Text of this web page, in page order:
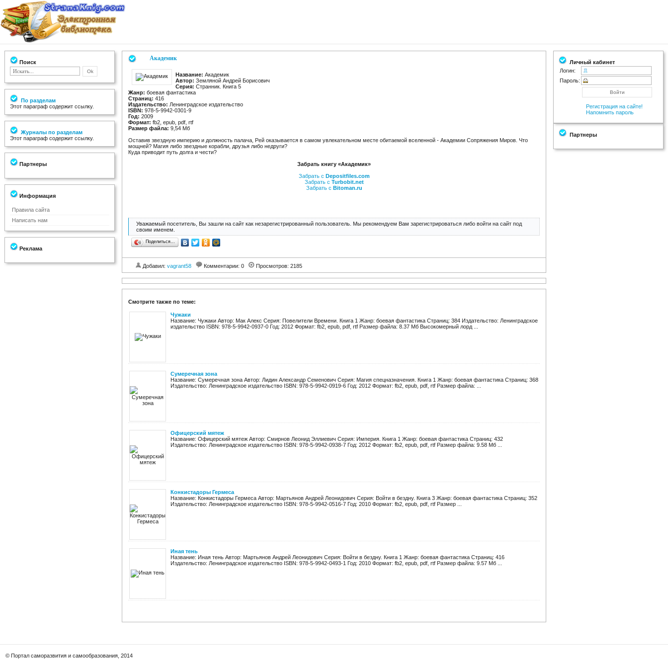
Поиск
По разделам
Этот параграф содержит ссылку.
Журналы по разделам
Этот параграф содержит ссылку.
Партнеры
Информация
Правила сайта
Написать нам
Реклама
Академик
Название: Академик
Автор: Земляной Андрей Борисович
Серия: Странник. Книга 5
Жанр: боевая фантастика
Страниц: 416
Издательство: Ленинградское издательство
ISBN: 978-5-9942-0301-9
Год: 2009
Формат: fb2, epub, pdf, rtf
Размер файла: 9,54 Мб
Оставив звездную империю и должность палача, Рей оказывается в самом увлекательном месте обитаемой вселенной - Академии Сопряжения Миров. Что
мощней? Магия либо звездные корабли, друзья либо недруги?
Куда приводит путь долга и чести?
Забрать книгу «Академик»
Забрать с Depositfiles.com
Забрать с Turbobit.net
Забрать с Bitoman.ru
Уважаемый посетитель, Вы зашли на сайт как незарегистрированный пользователь. Мы рекомендуем Вам зарегистрироваться либо войти на сайт под
своим именем.
Поделиться…
Добавил: vagrant58 Комментарии: 0 Просмотров: 2185
Смотрите также по теме:
Чужаки
Название: Чужаки Автор: Мак Алекс Серия: Повелители Времени. Книга 1 Жанр: боевая фантастика Страниц: 384 Издательство: Ленинградское
издательство ISBN: 978-5-9942-0937-0 Год: 2012 Формат: fb2, epub, pdf, rtf Размер файла: 8.37 Мб Высокомерный лорд ...
Сумеречная зона
Название: Сумеречная зона Автор: Лидин Александр Семенович Серия: Магия спецназначения. Книга 1 Жанр: боевая фантастика Страниц: 368
Издательство: Ленинградское издательство ISBN: 978-5-9942-0919-6 Год: 2012 Формат: fb2, epub, pdf, rtf Размер файла: ...
Офицерский мятеж
Название: Офицерский мятеж Автор: Смирнов Леонид Эллиевич Серия: Империя. Книга 1 Жанр: боевая фантастика Страниц: 432
Издательство: Ленинградское издательство ISBN: 978-5-9942-0938-7 Год: 2012 Формат: fb2, epub, pdf, rtf Размер файла: 9.58 Мб ...
Конкистадоры Гермеса
Название: Конкистадоры Гермеса Автор: Мартьянов Андрей Леонидович Серия: Войти в бездну. Книга 3 Жанр: боевая фантастика Страниц: 352
Издательство: Ленинградское издательство ISBN: 978-5-9942-0516-7 Год: 2010 Формат: fb2, epub, pdf, rtf Размер ...
Иная тень
Название: Иная тень Автор: Мартьянов Андрей Леонидович Серия: Войти в бездну. Книга 1 Жанр: боевая фантастика Страниц: 416
Издательство: Ленинградское издательство ISBN: 978-5-9942-0493-1 Год: 2010 Формат: fb2, epub, pdf, rtf Размер файла: 9.57 Мб ...
Личный кабинет
Логин:
Пароль:
Регистрация на сайте!
Напомнить пароль
Партнеры
© Портал саморазвития и самообразования, 2014